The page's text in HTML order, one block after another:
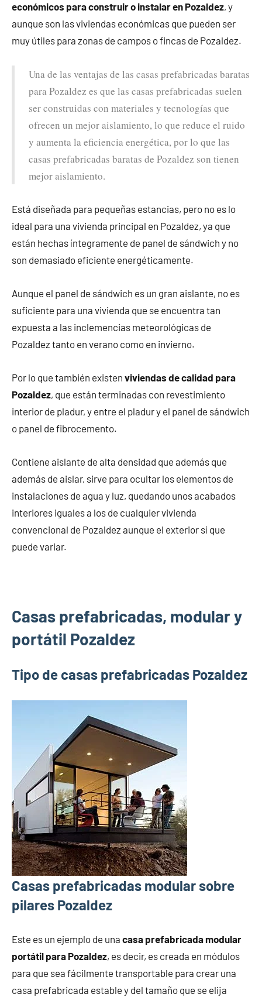
económicos para construir o instalar en Pozaldez, y
aunque son las viviendas económicas que pueden ser
muy útiles para zonas de campos o fincas de Pozaldez.
Una de las ventajas de las casas prefabricadas baratas
para Pozaldez es que las casas prefabricadas suelen
ser construidas con materiales y tecnologías que
ofrecen un mejor aislamiento, lo que reduce el ruido
y aumenta la eficiencia energética, por lo que las
casas prefabricadas baratas de Pozaldez son tienen
mejor aislamiento.
Está diseñada para pequeñas estancias, pero no es lo
ideal para una vivienda principal en Pozaldez, ya que
están hechas íntegramente de panel de sándwich y no
son demasiado eficiente energéticamente.
Aunque el panel de sándwich es un gran aislante, no es
suficiente para una vivienda que se encuentra tan
expuesta a las inclemencias meteorológicas de
Pozaldez tanto en verano como en invierno.
Por lo que también existen viviendas de calidad para
Pozaldez, que están terminadas con revestimiento
interior de pladur, y entre el pladur y el panel de sándwich
o panel de fibrocemento.
Contiene aislante de alta densidad que además que
además de aislar, sirve para ocultar los elementos de
instalaciones de agua y luz, quedando unos acabados
interiores iguales a los de cualquier vivienda
convencional de Pozaldez aunque el exterior sí que
puede variar.
Casas prefabricadas, modular y
portátil Pozaldez
Tipo de casas prefabricadas Pozaldez
Casas prefabricadas modular sobre
pilares Pozaldez
Este es un ejemplo de una casa prefabricada modular
portátil para Pozaldez, es decir, es creada en módulos
para que sea fácilmente transportable para crear una
casa prefabricada estable y del tamaño que se elija